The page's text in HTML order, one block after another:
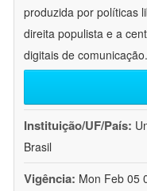
produzida por políticas
direita populista e a
digitais de
Instituição/UF/País:
Brasil
Vigência: Mon Feb 05